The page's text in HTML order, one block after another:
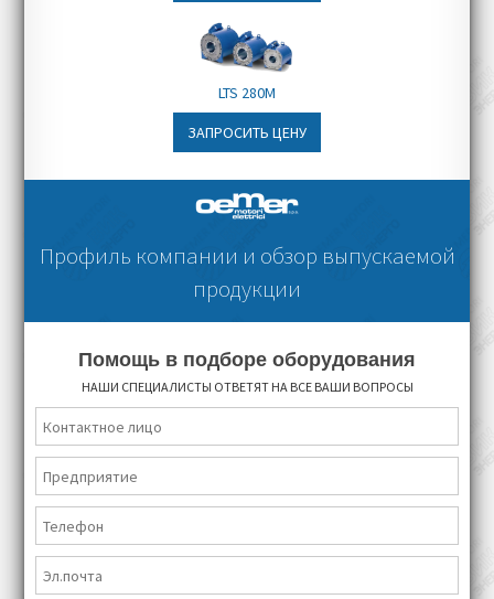
LTS 280M
ЗАПРОСИТЬ ЦЕНУ
Профиль компании и обзор выпускаемой
продукции
Помощь в подборе оборудования
НАШИ СПЕЦИАЛИСТЫ ОТВЕТЯТ НА ВСЕ ВАШИ ВОПРОСЫ